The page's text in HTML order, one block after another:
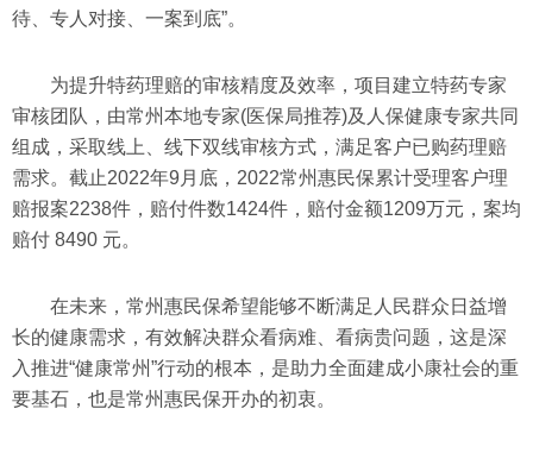
待、专人对接、一案到底”。
为提升特药理赔的审核精度及效率，项目建立特药专家
审核团队，由常州本地专家(医保局推荐)及人保健康专家共同
组成，采取线上、线下双线审核方式，满足客户已购药理赔
需求。截止2022年9月底，2022常州惠民保累计受理客户理
赔报案2238件，赔付件数1424件，赔付金额1209万元，案均
赔付 8490 元。
在未来，常州惠民保希望能够不断满足人民群众日益增
长的健康需求，有效解决群众看病难、看病贵问题，这是深
入推进“健康常州”行动的根本，是助力全面建成小康社会的重
要基石，也是常州惠民保开办的初衷。